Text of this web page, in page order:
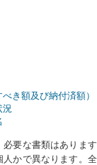
き額及び納付済額）
況
必要な書類はありま
かで異なります。